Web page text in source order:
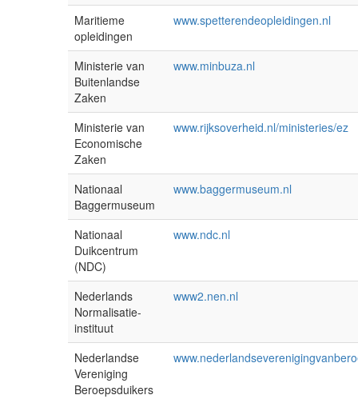
Maritieme
opleidingen
www.spetterendeopleidingen.nl
Ministerie van
Buitenlandse
Zaken
www.minbuza.nl
Ministerie van
Economische
Zaken
www.rijksoverheid.nl/ministeries/ez
Nationaal
Baggermuseum
www.baggermuseum.nl
Nationaal
Duikcentrum
(NDC)
www.ndc.nl
Nederlands
Normalisatie-
instituut
www2.nen.nl
Nederlandse
Vereniging
Beroepsduikers